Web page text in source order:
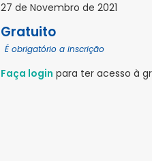
27 de Novembro de 2021
Gratuito
É obrigatório a inscrição
Faça login para ter acesso à